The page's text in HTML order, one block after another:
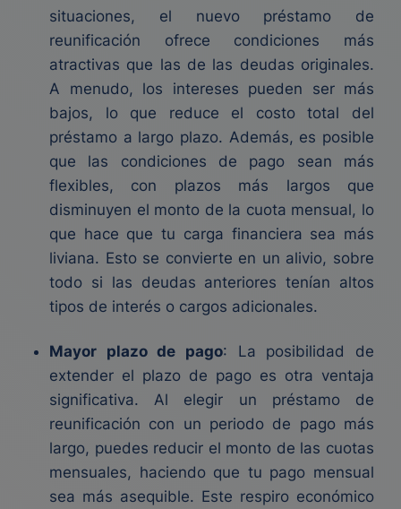
situaciones, el nuevo préstamo de
reunificación ofrece condiciones más
atractivas que las de las deudas originales.
A menudo, los intereses pueden ser más
bajos, lo que reduce el costo total del
préstamo a largo plazo. Además, es posible
que las condiciones de pago sean más
flexibles, con plazos más largos que
disminuyen el monto de la cuota mensual, lo
que hace que tu carga financiera sea más
liviana. Esto se convierte en un alivio, sobre
todo si las deudas anteriores tenían altos
tipos de interés o cargos adicionales.
Mayor plazo de pago: La posibilidad de
extender el plazo de pago es otra ventaja
significativa. Al elegir un préstamo de
reunificación con un periodo de pago más
largo, puedes reducir el monto de las cuotas
mensuales, haciendo que tu pago mensual
sea más asequible. Este respiro económico